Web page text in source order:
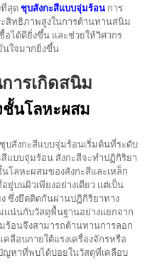
สุด ชุบสังกะสีแบบจุ่มร้อน การ
สิทธิภาพสูงในการต้านทานสนิม
อได้ดียิ่งขึ้น และช่วยให้วิศวกร
นใจมากยิ่งขึ้น
ารเกิดสนิม
ชั้นโลหะผสม
บสังกะสีแบบจุ่มร้อนเริ่มต้นที่ระดับ
แบบจุ่มร้อน สังกะสีจะทำปฏิกิริยา
โลหะผสมของสังกะสีและเหล็ก
บนผิวเพียงอย่างเดียว แต่เป็น
ซึ่งยึดติดกันผ่านปฏิกิริยาทาง
น่นกับวัสดุพื้นฐานอย่างแยกจาก
ร้อนจึงสามารถต้านทานการลอก
ลือบภายใต้แรงเครื่องจักรหรือ
ญหาที่พบได้บ่อยในวัสดุที่เคลือบ